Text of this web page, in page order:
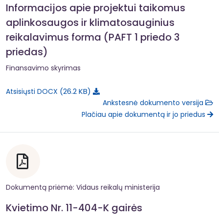
Informacijos apie projektui taikomus
aplinkosaugos ir klimatosauginius
reikalavimus forma (PAFT 1 priedo 3
priedas)
Finansavimo skyrimas
Atsisiųsti DOCX 26.2 KB
Ankstesnė dokumento versija
Plačiau apie dokumentą ir jo priedus
Dokumentą priėmė: Vidaus reikalų ministerija
Kvietimo Nr. 11-404-K gairės